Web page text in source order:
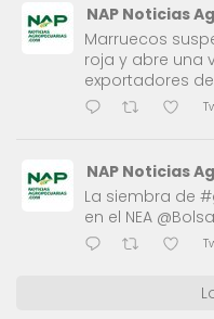
NAP Noticias
Marruecos
roja y abre una
exportadores
NAP Noticias
La siembra de
en el NEA